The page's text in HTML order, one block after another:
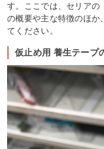
す。ここでは、セリアの
の概要や主な特徴のほか
てください。
仮止め用 養生テープ